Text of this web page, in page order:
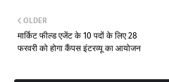
OLDER
मार्किट फील्ड एजेंट के 10 पदों के लिए 28
फरवरी को होगा कैंपस इंटरव्यू का आयोजन